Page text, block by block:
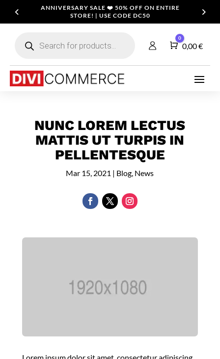
ANNIVERSARY SALE ❤️ 50% OFF ON ENTIRE
STORE! | USE CODE DC50
search
Cart
0
0,00€
NUNC LOREM LECTUS
MATTIS UT TURPIS IN
PELLENTESQUE
Mar 15, 2021 | Blog, News
Lorem ipsum dolor sit amet, consectetur adipiscing